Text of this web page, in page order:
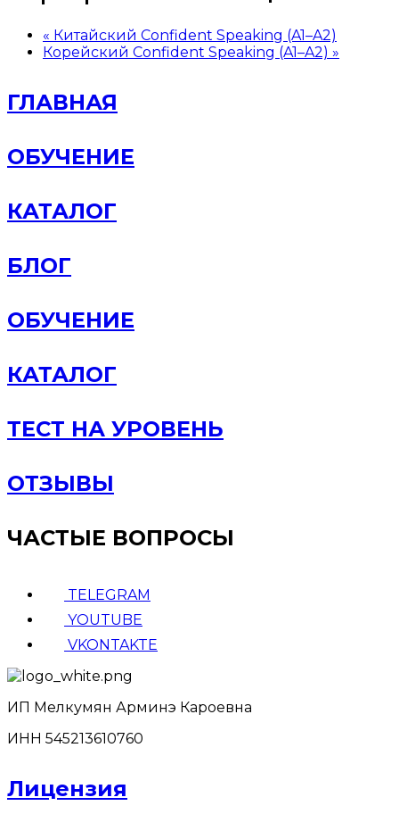
« Китайский Confident Speaking (A1–A2)
Корейский Confident Speaking (A1–A2) »
ГЛАВНАЯ
ОБУЧЕНИЕ
КАТАЛОГ
БЛОГ
ОБУЧЕНИЕ
КАТАЛОГ
ТЕСТ НА УРОВЕНЬ
ОТЗЫВЫ
ЧАСТЫЕ ВОПРОСЫ
TELEGRAM
YOUTUBE
VKONTAKTE
ИП Мелкумян Арминэ Кароевна
ИНН 545213610760
Лицензия